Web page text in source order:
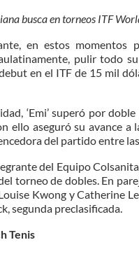
busca en torneos ITF
en estos momentos
pulir todo
en el ITF de 15 mil
‘Emi’ superó por
ello aseguró su avance
del partido entre
del Equipo
torneo de dobles. En
Kwong y Catherine
segunda preclasificada.
Tenis